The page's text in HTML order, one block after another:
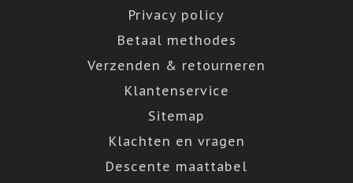
Privacy policy
Betaal methodes
Verzenden & retourneren
Klantenservice
Sitemap
Klachten en vragen
Descente maattabel